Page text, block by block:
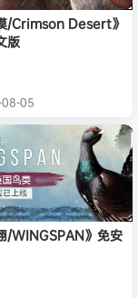
/Crimson Desert》
版
05
/WINGSPAN》免安